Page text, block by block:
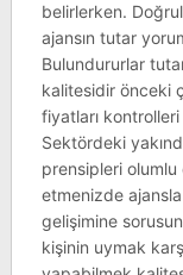
belirlerken.
ajansın tutar
Bulundururlar
kalitesidir önceki
fiyatları
Sektördeki
prensipleri olumlu
etmenizde
gelişimine
kişinin uymak